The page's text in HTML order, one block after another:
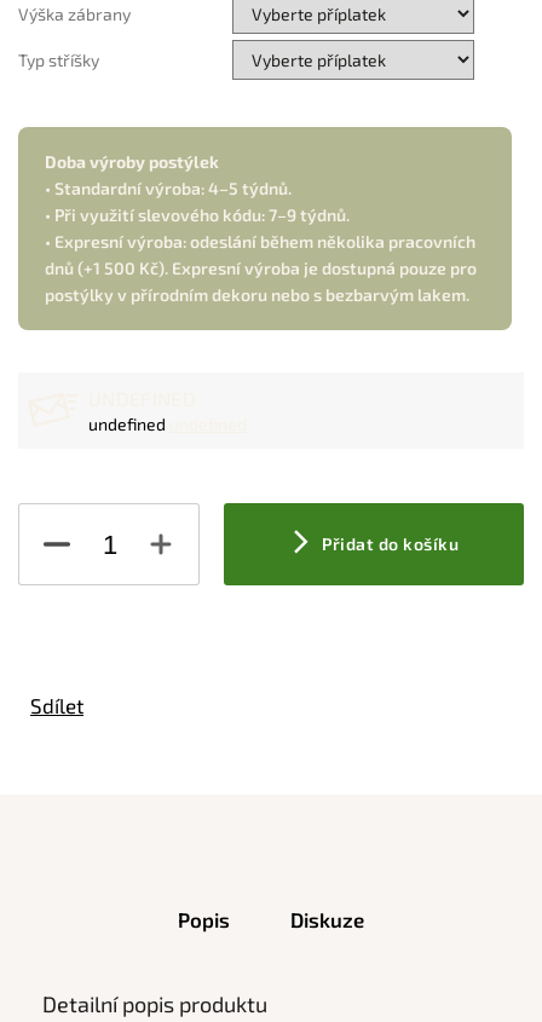
Výška zábrany
Typ stříšky
Přidat do košíku
Doba výroby postýlek
• Standardní výroba: 4–5 týdnů.
• Při využití slevového kódu: 7–9 týdnů.
• Expresní výroba: odeslání během několika pracovních
dnů (+1 500 Kč). Expresní výroba je dostupná pouze pro
postýlky v přírodním dekoru nebo s bezbarvým lakem.
undefined
Sdílet
Popis Diskuze
Detailní popis produktu